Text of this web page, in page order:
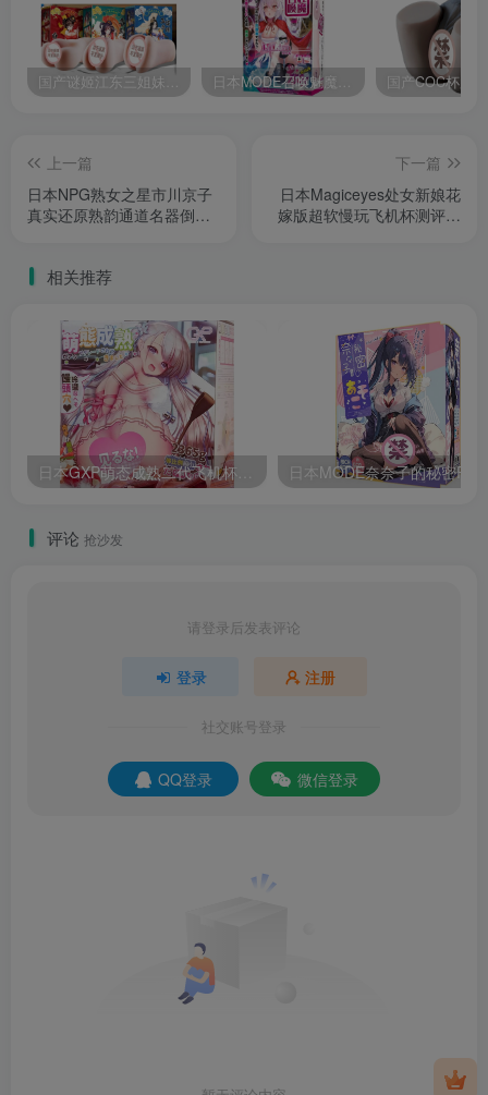
国产谜姬江东三姐妹国潮飞机杯低中高刺激度全覆盖飞机杯测评报告 日本MODE召唤魅魔飞机杯高刺激榨汁姬名器倒模自慰器使用体验及测评报告
上一篇
日本NPG熟女之星市川京子
真实还原熟韵通道名器倒模
下一篇
日本Magiceyes处女新娘花
嫁版超软慢玩飞机杯测评报
相关推荐
日本GXP萌态成熟二代飞机杯超嫩萝莉仿真双穴自慰器测评报告
评论 抢沙发
请登录后发表评论
登录 注册
社交账号登录
QQ登录 微信登录